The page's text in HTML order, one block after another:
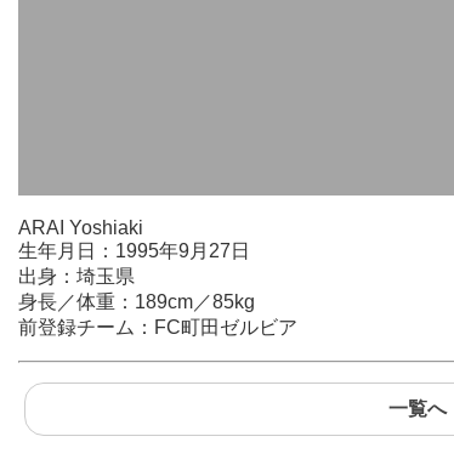
ARAI Yoshiaki
生年月日：1995年9月27日
出身：埼玉県
身長／体重：189cm／85kg
前登録チーム：FC町田ゼルビア
一覧へ